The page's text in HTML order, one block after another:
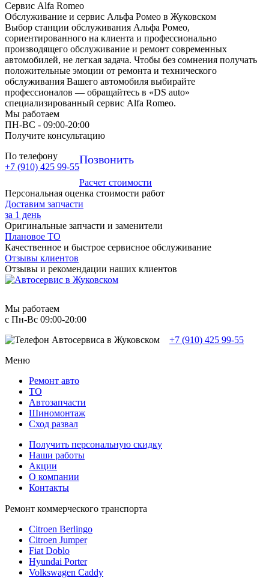
Сервис Alfa Romeo
Обслуживание и сервис Альфа Ромео в Жуковском
Выбор станции обслуживания Альфа Ромео,
сориентированного на клиента и профессионально
производящего обслуживание и ремонт современных
автомобилей, не легкая задача. Чтобы без сомнения получать
положительные эмоции от ремонта и технического
обслуживания Вашего автомобиля выбирайте
профессионалов — обращайтесь в «DS auto»
специализированный сервис Alfa Romeo.
Мы работаем
ПН-ВC - 09:00-20:00
Получите консультацию
По телефону
+7 (910) 425 99-55
Позвонить
Расчет стоимости
Персональная оценка стоимости работ
Доставим запчасти
за 1 день
Оригинальные запчасти и заменители
Плановое ТО
Качественное и быстрое сервисное обслуживание
Отзывы клиентов
Отзывы и рекомендации наших клиентов
Мы работаем
с Пн-Вc 09:00-20:00
+7 (910) 425 99-55
Меню
Ремонт авто
TO
Автозапчасти
Шиномонтаж
Сход развал
Получить персональную скидку
Наши работы
Акции
О компании
Контакты
Ремонт коммерческого транспорта
Citroen Berlingo
Citroen Jumper
Fiat Doblo
Hyundai Porter
Volkswagen Caddy